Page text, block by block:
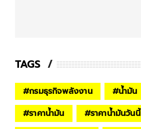
TAGS
#กรมธุรกิจพลังงาน #น้ำมัน
#ราคาน้ำมัน #ราคาน้ำมันวันนี้